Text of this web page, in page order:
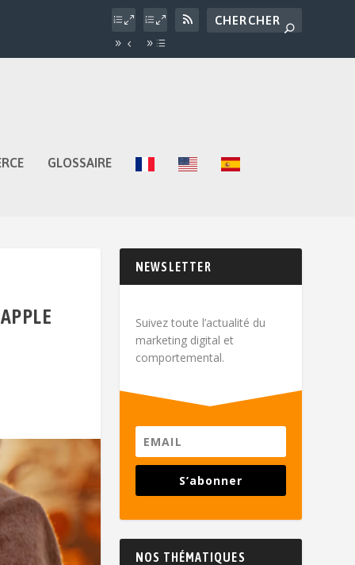
GLOSSAIRE
NEWSLETTER
Suivez toute l’actualité du
marketing digital et
comportemental.
S’abonner
NOS THÉMATIQUES